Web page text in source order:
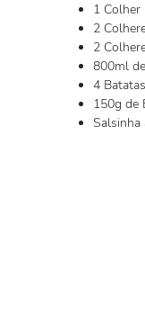
1 Colher
2
2
800ml
4 Batatas
150g de
Salsinha